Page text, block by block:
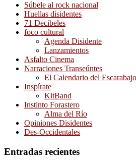
Súbele al rock nacional
Huellas disidentes
71 Decibeles
foco cultural
Agenda Disidente
Lanzamientos
Asfalto Cinema
Narraciones Transeúntes
El Calendario del Escarabajo
Inspírate
KitBand
Instinto Forastero
Alma del Río
Opiniones Disidentes
Des-Occidentales
Entradas recientes